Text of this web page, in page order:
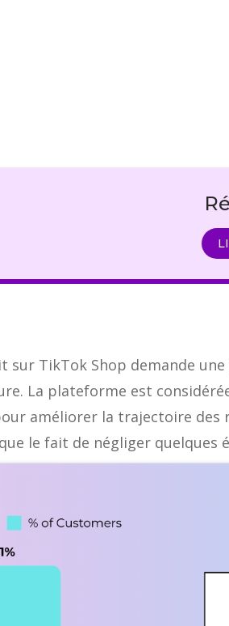
sur TikTok Shop demande
La plateforme est
améliorer la trajectoire des
le fait de négliger quelques